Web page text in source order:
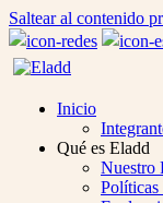
Saltear al contenido
Inicio
Qué es Eladd
Nuestro
Políticas